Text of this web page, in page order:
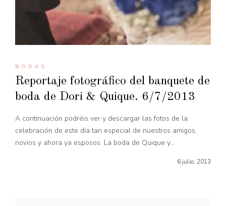
BODAS
Reportaje fotográfico del banquete de
boda de Dori & Quique. 6/7/2013
A continuación podréis ver y descargar las fotos de la
celebración de este día tan especial de nuestros amigos,
novios y ahora ya esposos. La boda de Quique y...
6 julio, 2013